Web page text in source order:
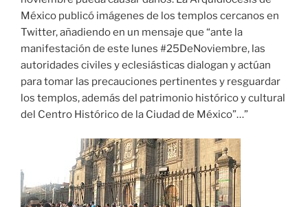
México publicó imágenes de los templos cercanos en
Twitter, añadiendo en un mensaje que “ante la
manifestación de este lunes #25DeNoviembre, las
autoridades civiles y eclesiásticas dialogan y actúan
para tomar las precauciones pertinentes y resguardar
los templos, además del patrimonio histórico y cultural
del Centro Histórico de la Ciudad de México”…”